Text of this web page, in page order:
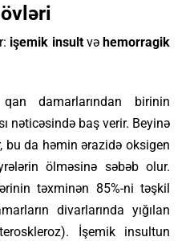
işemik insultvə hemorragik
damarlarından birinin
nəticəsində baş verir. Beyinə
bu da həmin ərazidə oksigen
ölməsinə səbəb olur.
təxminən 85%-ni təşkil
divarlarında yığılan
İşemik insultun